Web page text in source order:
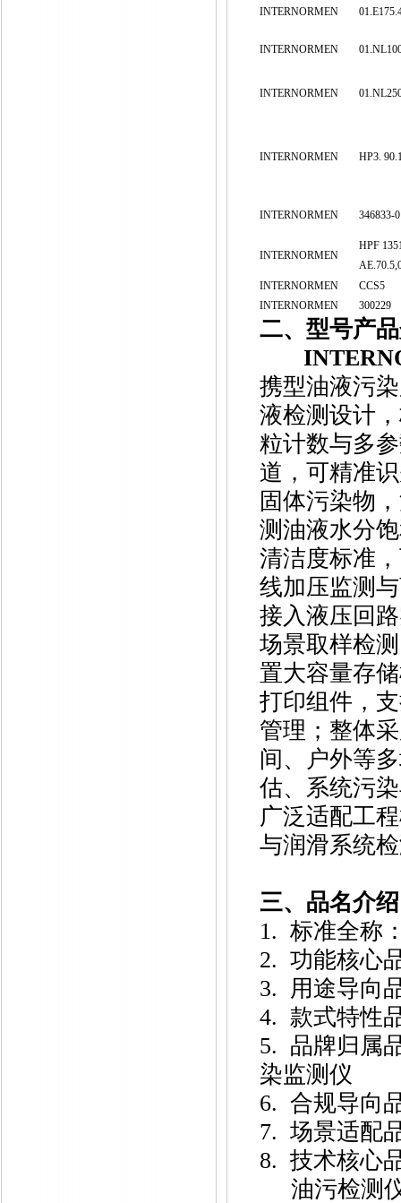
INTERNORMEN
INTERNORMEN
INTERNORMEN
INTERNORMEN HP3.
INTERNORMEN 346833-
INTERNORMEN
HPF
INTERNORMEN
CCS5
INTERNORMEN
300229
二、型号产
携型油液污
液检测设计
粒计数与多
道，可精准
固体污染物
测油液水分
清洁度标准
线加压监测
接入液压回
场景取样检
置大容量存
打印组件，
管理；整体
间、户外等
估、系统污
广泛适配工
与润滑系统
三、品名介绍
1. 标准全称
2. 功能核心
3. 用途导向
4. 款式特性
5. 品牌归属
染监测仪
6. 合规导向
7. 场景适配
8. 技术核心
油污检测仪